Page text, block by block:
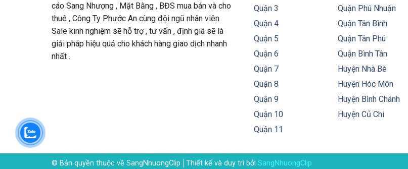
cáo Sang Nhượng , Mặt Bằng , BĐS mua bán và cho
thuê , Công Ty Phước An cùng đội ngũ nhân viên
Sale kinh nghiệm sẽ hỗ trợ , tư vấn , định giá sẽ là
giải pháp hiệu quả cho khách hàng giao dịch nhanh
nhất .
Quận 3
Quận 4
Quận 5
Quận 6
Quận 7
Quận 8
Quận 9
Quận 10
Quận 11
Quận Phú Nhuận
Quận Tân Bình
Quận Tân Phú
Quận Bình Tân
Huyện Nhà Bè
Huyện Hóc Môn
Huyện Bình Chánh
Huyện Củ Chi
© Bản quyền thuộc về SangNhuongClip Thiết kế và duy trì bởi SangNhuongClip